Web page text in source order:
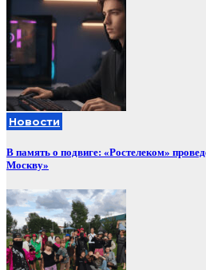
Новости
В память о подвиге: «Ростелеком»
Москву»